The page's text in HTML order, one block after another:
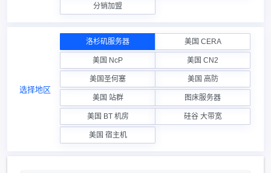
分销加盟
选择地区
洛杉矶服务器 美国 CERA
美国 NcP 美国 CN2
美国圣何塞 美国 高防
美国 站群 图床服务器
美国 BT 机房 硅谷 大带宽
美国 宿主机